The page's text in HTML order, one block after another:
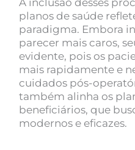
A inclusão desses
planos de saúde
paradigma. Embora
parecer mais caros,
evidente, pois os
mais rapidamente e
cuidados pós-
também alinha os
beneficiários, que
modernos e eficazes.